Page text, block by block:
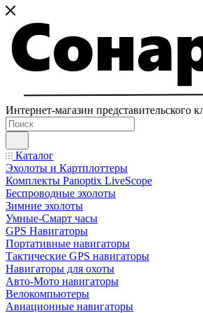
Интернет-магазин представительского
Каталог
Эхолоты и Картплоттеры
Комплекты Panoptix LiveScope
Беспроводные эхолоты
Зимние эхолоты
Умные-Смарт часы
GPS Навигаторы
Портативные навигаторы
Тактические GPS навигаторы
Навигаторы для охоты
Авто-Мото навигаторы
Велокомпьютеры
Авиационные навигаторы